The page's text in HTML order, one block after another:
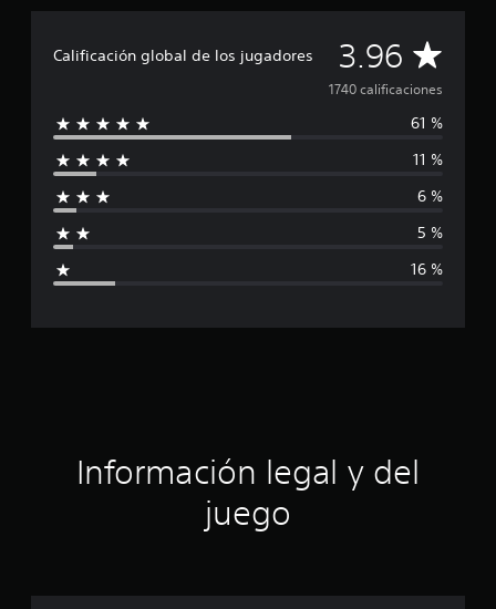
Calificación global de los jugadores 3.96 C
a
a
ó
r
1740 calificaciones
61 %
11 %
6 %
5 %
16 %
Información legal y del
juego